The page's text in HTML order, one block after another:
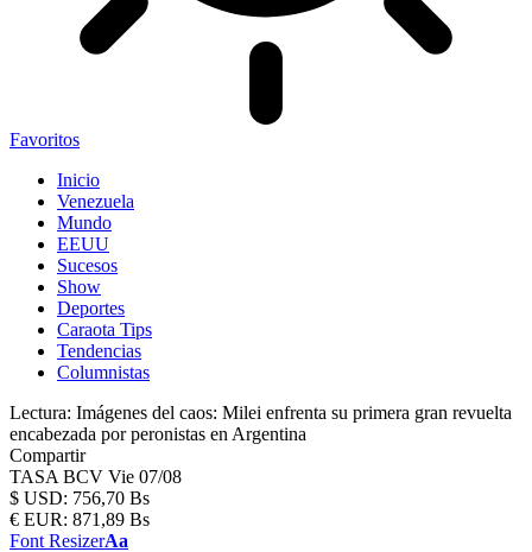
Favoritos
Inicio
Venezuela
Mundo
EEUU
Sucesos
Show
Deportes
Caraota Tips
Tendencias
Columnistas
Lectura: Imágenes del caos: Milei enfrenta su primera gran revuelta
encabezada por peronistas en Argentina
Compartir
TASA BCV Vie 07/08
$ USD: 756,70 Bs
€ EUR: 871,89 Bs
Font ResizerAa